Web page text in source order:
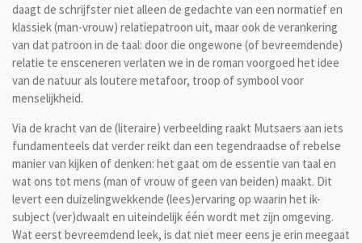
daagt de schrijfster niet alleen de gedachte van een normatief en
klassiek (man-vrouw) relatiepatroon uit, maar ook de verankering
van dat patroon in de taal: door die ongewone (of bevreemdende)
relatie te ensceneren verlaten we in de roman voorgoed het idee
van de natuur als loutere metafoor, troop of symbool voor
menselijkheid.
Via de kracht van de (literaire) verbeelding raakt Mutsaers aan iets
fundamenteels dat verder reikt dan een tegendraadse of rebelse
manier van kijken of denken: het gaat om de essentie van taal en
wat ons tot mens (man of vrouw of geen van beiden) maakt. Dit
levert een duizelingwekkende (lees)ervaring op waarin het ik-
subject (ver)dwaalt en uiteindelijk één wordt met zijn omgeving.
Wat eerst bevreemdend leek, is dat niet meer eens je erin meegaat